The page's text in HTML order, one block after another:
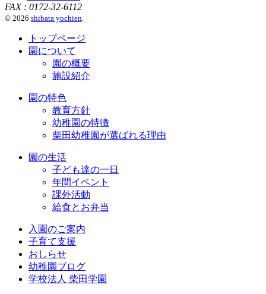
FAX : 0172-32-6112
© 2026 shibata yochien
トップページ
園について
園の概要
施設紹介
園の特色
教育方針
幼稚園の特徴
柴田幼稚園が選ばれる理由
園の生活
子ども達の一日
年間イベント
課外活動
給食とお弁当
入園のご案内
子育て支援
おしらせ
幼稚園ブログ
学校法人 柴田学園